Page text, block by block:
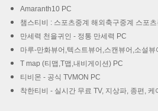
Amaranth10 PC
챔스티비 : 스포츠중계 해외축구중계 스포
만세력 천을귀인 - 정통 만세력 PC
마루-만화뷰어,텍스트뷰어,스캔뷰어,소설뷰
T map (티맵,T맵,내비게이션) PC
티비몬 - 공식 TVMON PC
착한티비 - 실시간 무료 TV, 지상파, 종편, 케